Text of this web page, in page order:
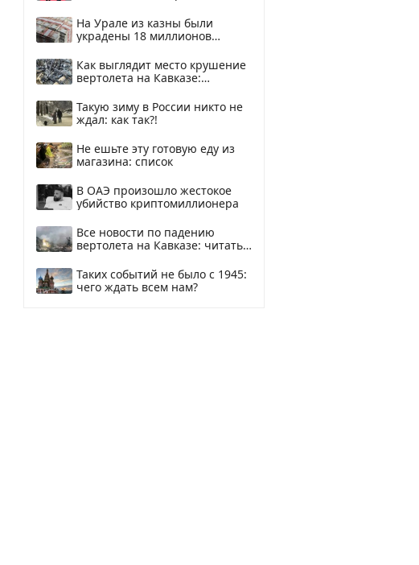
На Урале из казны были
украдены 18 миллионов
Как выглядит место крушение
вертолета на Кавказе:
Такую зиму в России никто не
ждал: как так?!
Не ешьте эту готовую еду из
магазина: список
В ОАЭ произошло жестокое
убийство криптомиллионера
Все новости по падению
вертолета на Кавказе: читать
Таких событий не было с 1945:
чего ждать всем нам?